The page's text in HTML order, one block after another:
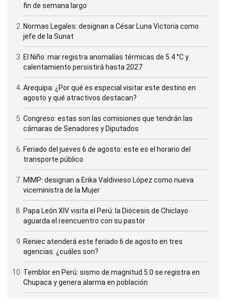
fin de semana largo
Normas Legales: designan a César Luna Victoria como
jefe de la Sunat
El Niño: mar registra anomalías térmicas de 5.4 °C y
calentamiento persistirá hasta 2027
Arequipa: ¿Por qué es especial visitar este destino en
agosto y qué atractivos destacan?
Congreso: estas son las comisiones que tendrán las
cámaras de Senadores y Diputados
Feriado del jueves 6 de agosto: este es el horario del
transporte público
MIMP: designan a Erika Valdivieso López como nueva
viceministra de la Mujer
Papa León XIV visita el Perú: la Diócesis de Chiclayo
aguarda el reencuentro con su pastor
Reniec atenderá este feriado 6 de agosto en tres
agencias: ¿cuáles son?
Temblor en Perú: sismo de magnitud 5.0 se registra en
Chupaca y genera alarma en población